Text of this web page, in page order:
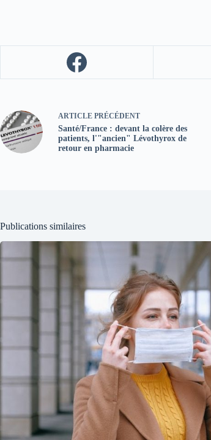
ARTICLE PRÉCÉDENT
Santé/France : devant la colère des
patients, l'"ancien" Lévothyrox de
retour en pharmacie
Publications similaires